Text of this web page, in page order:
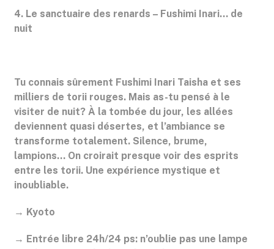
4. Le sanctuaire des renards – Fushimi Inari... de
nuit
Tu connais sûrement Fushimi Inari Taisha et ses
milliers de torii rouges. Mais as-tu pensé à le
visiter de nuit? À la tombée du jour, les allées
deviennent quasi désertes, et l’ambiance se
transforme totalement. Silence, brume,
lampions… On croirait presque voir des esprits
entre les torii. Une expérience mystique et
inoubliable.
→ Kyoto
→ Entrée libre 24h/24 ps: n’oublie pas une lampe